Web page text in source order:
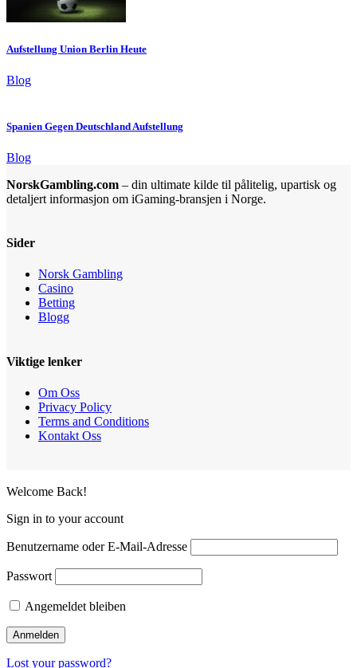
Aufstellung Union Berlin Heute
Blog
Spanien Gegen Deutschland Aufstellung
Blog
NorskGambling.com – din ultimate kilde til pålitelig, upartisk og
detaljert informasjon om iGaming-bransjen i Norge.
Sider
Norsk Gambling
Casino
Betting
Blogg
Viktige lenker
Om Oss
Privacy Policy
Terms and Conditions
Kontakt Oss
Welcome Back!
Sign in to your account
Benutzername oder E-Mail-Adresse
Passwort
Angemeldet bleiben
Lost your password?